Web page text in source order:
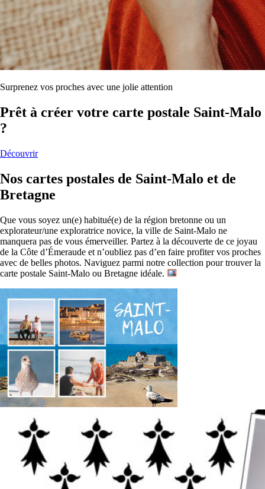
Surprenez vos proches avec une jolie attention
Prêt à créer votre carte postale Saint-Malo
?
Découvrir
Nos cartes postales de Saint-Malo et de
Bretagne
Que vous soyez un(e) habitué(e) de la région bretonne ou un
explorateur/une exploratrice novice, la ville de Saint-Malo ne
manquera pas de vous émerveiller. Partez à la découverte de ce joyau
de la Côte d’Émeraude et n’oubliez pas d’en faire profiter vos proches
avec de belles photos. Naviguez parmi notre collection pour trouver la
carte postale Saint-Malo ou Bretagne idéale.